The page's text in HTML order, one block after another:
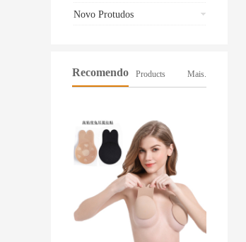
Novo Protudos
Recomendo Products Mais.